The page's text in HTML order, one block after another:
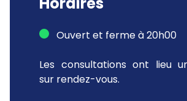
Ouvert et ferme à 20h00
Les consultations ont lieu
sur rendez-vous.